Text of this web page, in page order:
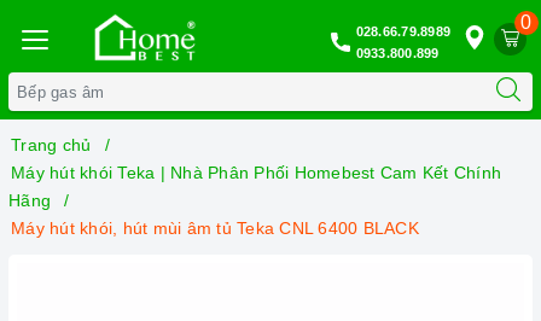
0
028.66.79.8989
0933.800.899
Trang chủ
Máy hút khói Teka | Nhà Phân Phối Homebest Cam Kết Chính
Hãng
Máy hút khói, hút mùi âm tủ Teka CNL 6400 BLACK